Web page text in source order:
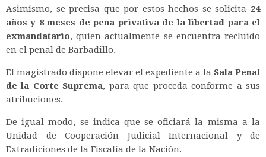
Asimismo, se precisa que por estos hechos se solicita 24
años y 8 meses de pena privativa de la libertad para el
exmandatario, quien actualmente se encuentra recluido
en el penal de Barbadillo.
El magistrado dispone elevar el expediente a la Sala Penal
de la Corte Suprema, para que proceda conforme a sus
atribuciones.
De igual modo, se indica que se oficiará la misma a la
Unidad de Cooperación Judicial Internacional y de
Extradiciones de la Fiscalía de la Nación.